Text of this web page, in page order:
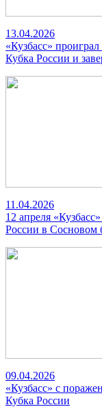
13.04.2026
«Кузбасс»
Кубка России и
11.04.2026
12 апреля
России в Сосновом
09.04.2026
«Кузбасс» с
Кубка России